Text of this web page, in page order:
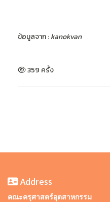
ข้อมูลจาก :kanokvan
359 ครั้ง
Address
คณะครุศาสตร์อุตสาหกรรม